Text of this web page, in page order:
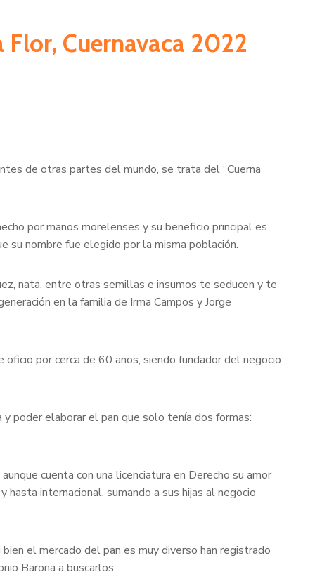
Flor, Cuernavaca 2022
de otras partes del mundo, se trata del “Cuerna
por manos morelenses y su beneficio principal es
su nombre fue elegido por la misma población.
nata, entre otras semillas e insumos te seducen y te
en la familia de Irma Campos y Jorge
por cerca de 60 años, siendo fundador del negocio
poder elaborar el pan que solo tenía dos formas:
cuenta con una licenciatura en Derecho su amor
internacional, sumando a sus hijas al negocio
el mercado del pan es muy diverso han registrado
Barona a buscarlos.